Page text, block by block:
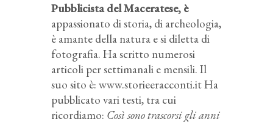
Pubblicista del Maceratese, è
appassionato di storia, di archeologia,
è amante della natura e si diletta di
fotografia. Ha scritto numerosi
articoli per settimanali e mensili. Il
suo sito è: www.storieeracconti.it Ha
pubblicato vari testi, tra cui
ricordiamo: Così sono trascorsi gli anni